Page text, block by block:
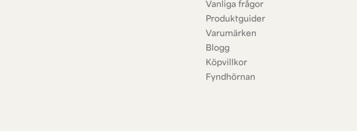
Vanliga frågor
Produktguider
Varumärken
Blogg
Köpvillkor
Fyndhörnan